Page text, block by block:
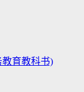
育教科书)